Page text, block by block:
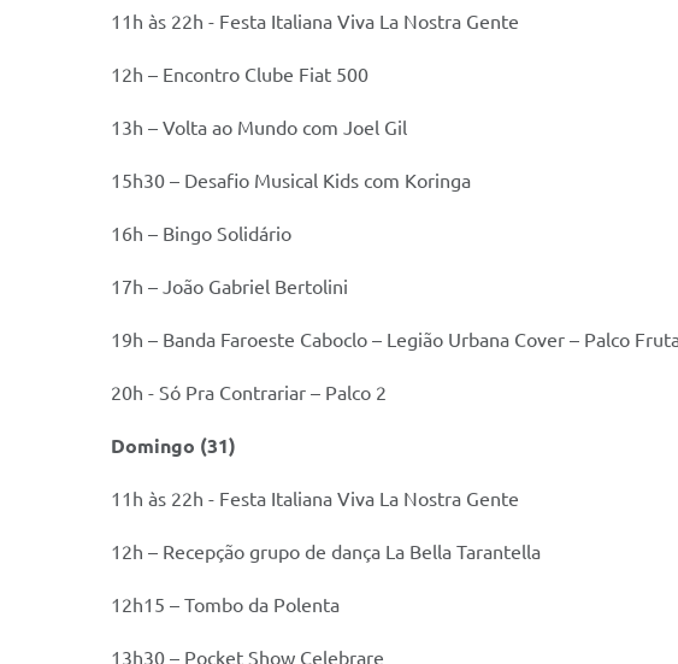
11h às 22h - Festa Italiana Viva La Nostra Gente
12h – Encontro Clube Fiat 500
13h – Volta ao Mundo com Joel Gil
15h30 – Desafio Musical Kids com Koringa
16h – Bingo Solidário
17h – João Gabriel Bertolini
19h – Banda Faroeste Caboclo – Legião Urbana Cover – Palco
20h - Só Pra Contrariar – Palco 2
Domingo (31)
11h às 22h - Festa Italiana Viva La Nostra Gente
12h – Recepção grupo de dança La Bella Tarantella
12h15 – Tombo da Polenta
13h30 – Pocket Show Celebrare